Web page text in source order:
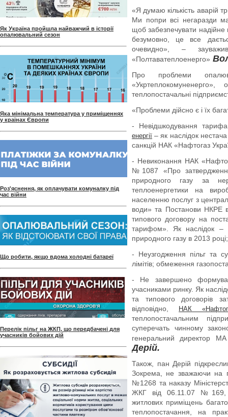
Як Україна пройшла найважчий в історії
опалювальний сезон
Яка мінімальна температура у приміщеннях
у країнах Європи
Роз'яснення, як оплачувати комуналку під
час війни
Що робити, якщо вдома холодні батареї
Перелік пільг на ЖКП, що передбачені для
учасників бойових дій
«Я думаю кількість аварій
Ми попри всі негаразди
щоб забезпечувати
безумовно, це все
очевидно», –
«Полтаватеплоенерго»
Про проблеми
теплопостачальні
«Проблеми дійсно є і їх
- Невідшкодування
енергії – як наслідок
санкцій НАК «Нафтогаз
- Невиконання НАК
№1087 «Про
природного газу за
теплоенергетики на
населенню послуг з
води» та Постанови НКРЕ
типового договору на
тарифом». Як наслідок –
природного газу в 2013 році;
- Неузгодження пільг та
лімітів; обмеження
- Не завершено
учасниками ринку. Як
та типового договорів
відповідно,
НАК
теплопостачальним
суперечать чинному
генеральний директор
Дерій.
Також, пан Дерій
Зокрема, не зважаючи на
№1268 та наказу
ЖКГ від 06.11.07 №169,
житлових приміщень
теплопостачання, на